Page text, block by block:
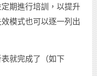
期進行培訓，以提升
模式也可以逐一列出
就完成了（如下